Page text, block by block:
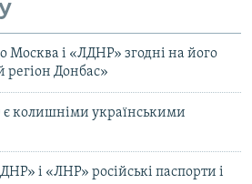
Москва і «ЛДНР» згодні на його
Донбас»
є колишніми українськими
і «ЛНР» російські паспорти і